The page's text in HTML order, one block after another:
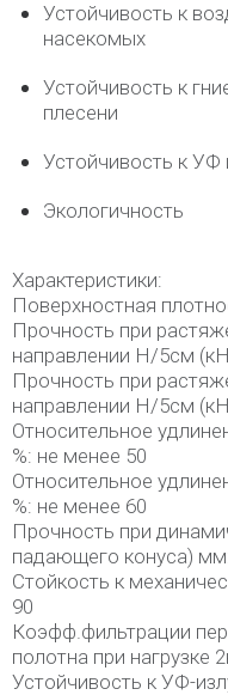
Устойчивость к
насекомых
Устойчивость к
плесени
Устойчивость к УФ
Экологичность
Характеристики:
Поверхностная
Прочность при
направлении Н/5см
Прочность при
направлении Н/5см
Относительное
%: не менее 50
Относительное
%: не менее 60
Прочность при
падающего конуса)
Стойкость к
90
Коэфф.фильтрации
полотна при нагрузке
Устойчивость к УФ-